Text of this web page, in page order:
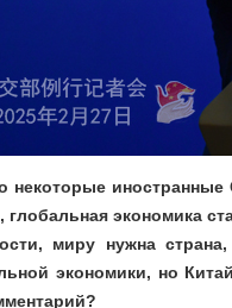
некоторые
глобальная экономика
миру нужна
экономики, но